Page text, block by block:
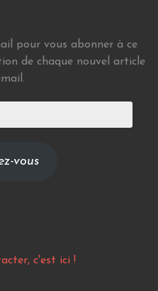
pour vous abonner à ce
de chaque nouvel article
vous
c'est ici !